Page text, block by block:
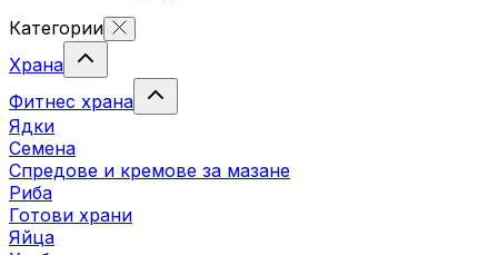
Категории
Храна
Фитнес храна
Ядки
Семена
Спредове и кремове за мазане
Риба
Готови храни
Яйца